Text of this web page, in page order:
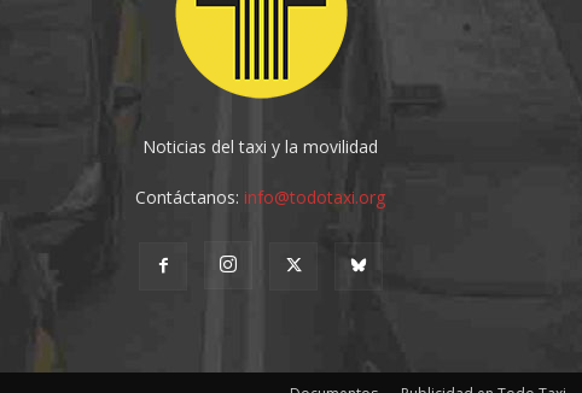
Noticias del taxi y la movilidad
Contáctanos:info@todotaxi.org